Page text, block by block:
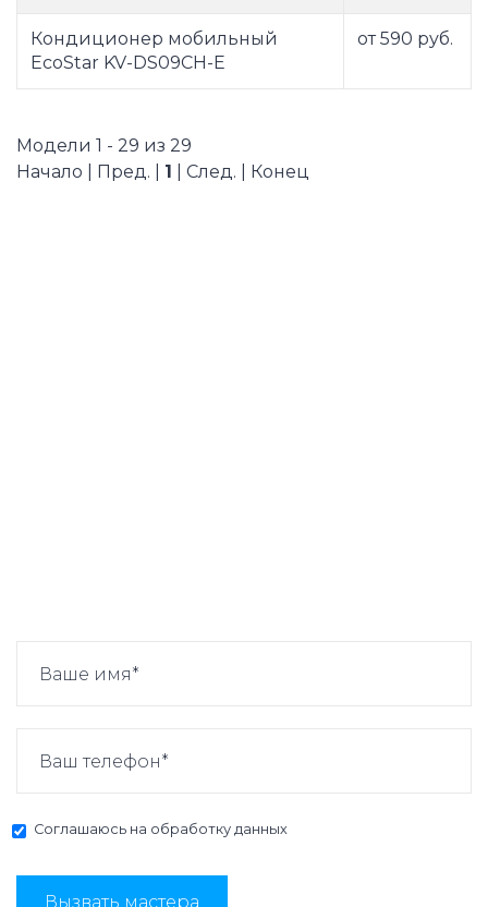
Кондиционер мобильный
EcoStar KV-DS09CH-E
от 590 руб.
Модели 1 - 29 из 29
Начало | Пред. | 1 | След. | Конец
Соглашаюсь на обработку данных
Вызвать мастера